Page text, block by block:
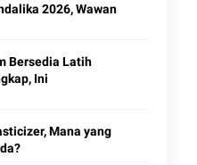
2026, Wawan
Bersedia Latih
Ini
Mana yang